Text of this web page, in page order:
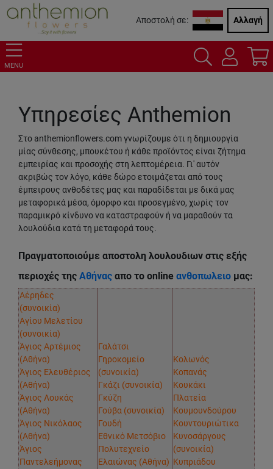
Αποστολή σε: Αλλαγή
MENU
Υπηρεσίες Anthemion
Στο anthemionflowers.com γνωρίζουμε ότι η δημιουργία
μίας σύνθεσης, μπουκέτου ή κάθε προϊόντος είναι ζήτημα
εμπειρίας και προσοχής στη λεπτομέρεια. Γι' αυτόν
ακριβώς τον λόγο, κάθε δώρο ετοιμάζεται από τους
έμπειρους ανθοδέτες μας και παραδίδεται με δικά μας
μεταφορικά μέσα, όμορφο και προσεγμένο, χωρίς τον
παραμικρό κίνδυνο να καταστραφούν ή να μαραθούν τα
λουλούδια κατά τη μεταφορά τους.
Πραγματοποιούμε αποστολη λουλουδιων στις εξής
περιοχές της Αθήνας απο το online ανθοπωλειο μας:
Αέρηδες
(συνοικία)
Αγίου Μελετίου
(συνοικία)
Άγιος Αρτέμιος
(Αθήνα)
Άγιος Ελευθέριος
(Αθήνα)
Άγιος Λουκάς
(Αθήνα)
Άγιος Νικόλαος
(Αθήνα)
Άγιος
Παντελεήμονας
Γαλάτσι
Γηροκομείο
(συνοικία)
Γκάζι (συνοικία)
Γκύζη
Γούβα (συνοικία)
Γουδή
Εθνικό Μετσόβιο
Πολυτεχνείο
Ελαιώνας (Αθήνα)
Κολωνός
Κοπανάς
Κουκάκι
Πλατεία
Κουμουνδούρου
Κουντουριώτικα
Κυνοσάργους
(συνοικία)
Κυπριάδου